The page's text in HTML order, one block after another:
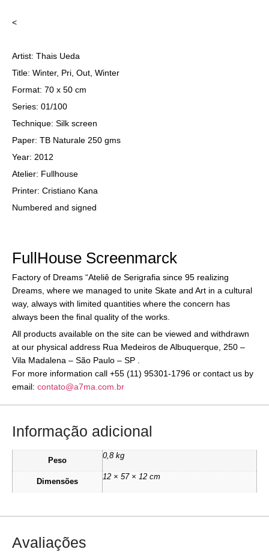
<
Artist: Thais Ueda
Title: Winter, Pri, Out, Winter
Format: 70 x 50 cm
Series: 01/100
Technique: Silk screen
Paper: TB Naturale 250 gms
Year: 2012
Atelier: Fullhouse
Printer: Cristiano Kana
Numbered and signed
FullHouse Screenmarck
Factory of Dreams “Ateliê de Serigrafia since 95 realizing
Dreams, where we managed to unite Skate and Art in a cultural
way, always with limited quantities where the concern has
always been the final quality of the works.
All products available on the site can be viewed and withdrawn
at our physical address Rua Medeiros de Albuquerque, 250 –
Vila Madalena – São Paulo – SP .
For more information call +55 (11) 95301-1796 or contact us by
email: contato@a7ma.com.br
Informação adicional
Peso
0,8 kg
Dimensões
12 × 57 × 12 cm
Avaliações